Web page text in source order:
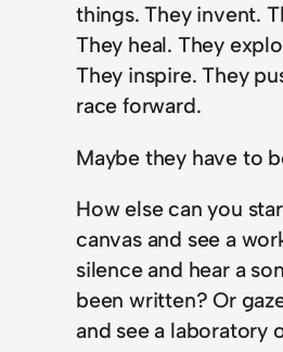
things. They invent.
They heal. They
They inspire. They
race forward.
Maybe they have to
How else can you
canvas and see a
silence and hear a
been written? Or
and see a laboratory